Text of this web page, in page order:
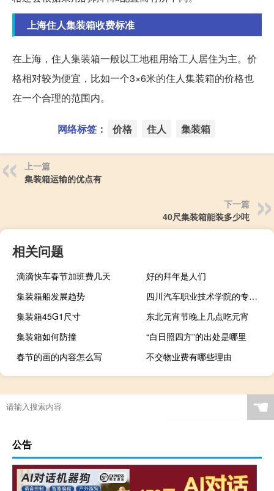
上海住人集装箱收费标准
在上海，住人集装箱一般以工地租用给工人居住为主。价
格相对较为便宜，比如一个3×6米的住人集装箱的价格也
在一个合理的范围内。
网络标签： 价格 住人 集装箱
上一篇
集装箱运输的优点有
下一篇
40尺集装箱能装多少吨
相关问题
滴滴快车春节加班费几天
好的拜年是人们
集装箱船发展趋势
四川汽车职业技术学院的专业有哪些
集装箱45G1尺寸
东北元宵节晚上几点吃元宵
集装箱如何防撞
“白日照四方”的出处是哪里
春节的画的内容怎么写
不交物业费有哪些理由
☚
公告